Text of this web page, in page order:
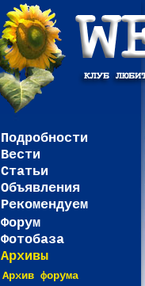
Подробности
Вести
Статьи
Объявления
Рекомендуем
Форум
Фотобаза
Архивы
Архив форума